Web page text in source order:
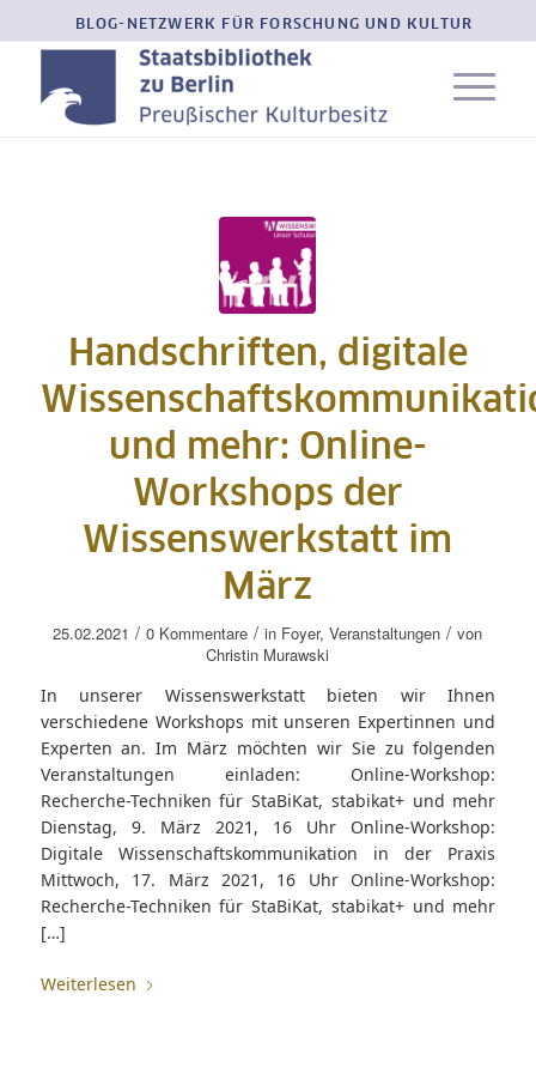
BLOG-NETZWERK FÜR FORSCHUNG UND KULTUR
Handschriften, digitale
und mehr: Online-
Workshops der
Wissenswerkstatt im
März
25.02.2021 / 0 Kommentare / in Foyer,Veranstaltungen / von
Christin Murawski
In unserer Wissenswerkstatt bieten wir Ihnen
verschiedene Workshops mit unseren Expertinnen und
Experten an. Im März möchten wir Sie zu folgenden
Veranstaltungen einladen: Online-Workshop:
Recherche-Techniken für StaBiKat, stabikat+ und mehr
Dienstag, 9. März 2021, 16 Uhr Online-Workshop:
Digitale Wissenschaftskommunikation in der Praxis
Mittwoch, 17. März 2021, 16 Uhr Online-Workshop:
Recherche-Techniken für StaBiKat, stabikat+ und mehr
[…]
Weiterlesen